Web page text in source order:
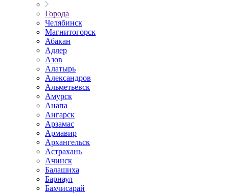
Города
Челябинск
Магнитогорск
Абакан
Адлер
Азов
Алатырь
Александров
Альметьевск
Амурск
Анапа
Ангарск
Арзамас
Армавир
Архангельск
Астрахань
Ачинск
Балашиха
Барнаул
Бахчисарай